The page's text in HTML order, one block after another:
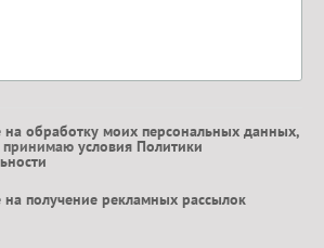
на обработку моих персональных данных,
принимаю условия Политики
на получение рекламных рассылок